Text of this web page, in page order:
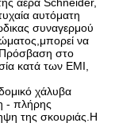
αυτόματη
συναγερμού
να
στο
κατά των EMI,
χάλυβα
- πλήρης
της σκουριάς.Η